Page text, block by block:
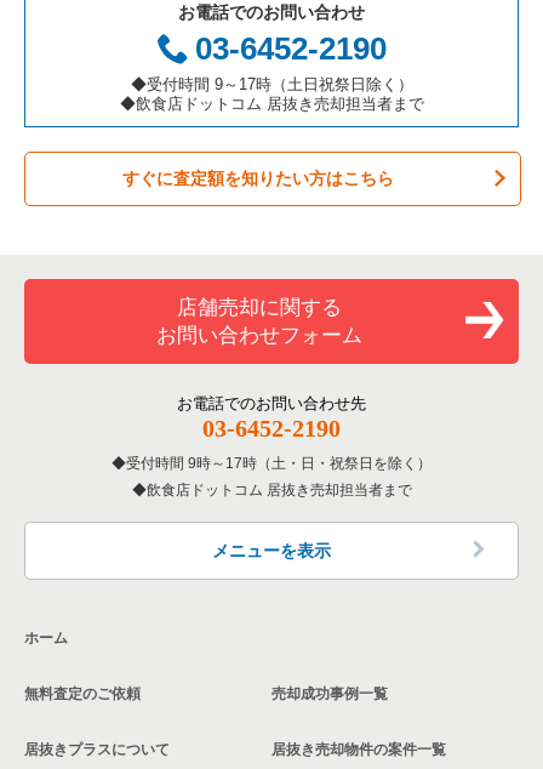
お弁当・惣菜・デリの居抜き売却物件の案件一覧
カラオケ・パブ・スナックの居抜き売却物件の案件一覧
バーの居抜き売却物件の案件一覧
居酒屋・ダイニングバーの居抜き売却物件の案件一覧
洋食の居抜き売却物件の案件一覧
その他の居抜き売却物件の案件一覧
三重県の飲食店の居抜き売却物件の案件一覧
神戸市東灘区の飲食店の居抜き売却物件の案件一覧
明石市の飲食店の居抜き売却物件の案件一覧
神戸市長田区の飲食店の居抜き売却物件の案件一覧
神戸市垂水区の飲食店の居抜き売却物件の案件一覧
神戸市北区の飲食店の居抜き売却物件の案件一覧
神戸市西区の飲食店の居抜き売却物件の案件一覧
兵庫県のアジア料理の居抜き売却物件の案件一覧
兵庫県のカフェの居抜き売却物件の案件一覧
兵庫県のテイクアウトの居抜き売却物件の案件一覧
兵庫県のお弁当・惣菜・デリの居抜き売却物件の案件一覧
兵庫県のバーの居抜き売却物件の案件一覧
兵庫県の居酒屋・ダイニングバーの居抜き売却物件の案件一覧
兵庫県の専門料理の居抜き売却物件の案件一覧
兵庫県の和食の居抜き売却物件の案件一覧
兵庫県の洋食の居抜き売却物件の案件一覧
三ノ宮駅のバーの居抜き売却物件の案件一覧
三ノ宮駅の居酒屋・ダイニングバーの居抜き売却物件の案件一
三ノ宮駅の専門料理の居抜き売却物件の案件一覧
三ノ宮駅の和食の居抜き売却物件の案件一覧
三ノ宮駅のその他の居抜き売却物件の案件一覧
お電話でのお問い合わせ
03-6452-2190
◆受付時間 9～17時（土日祝祭日除く）
◆飲食店ドットコム 居抜き売却担当者まで
すぐに査定額を知りたい方はこちら
店舗売却に関する
お問い合わせフォーム
お電話でのお問い合わせ先
03-6452-2190
受付時間 9時～17時（土・日・祝祭日を除く）
飲食店ドットコム 居抜き売却担当者まで
メニューを表示
ホーム
無料査定のご依頼
居抜きプラスについて
売却成功事例一覧
居抜き売却物件の案件一覧